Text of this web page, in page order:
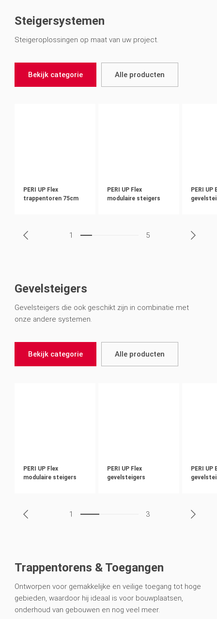
Steigersystemen
Steigeroplossingen op maat van uw project.
Bekijk categorie Alle producten
PERI UP Flex
trappentoren 75cm
PERI UP Flex
modulaire steigers
PERI UP
1 5
Gevelsteigers
Gevelsteigers die ook geschikt zijn in combinatie met
onze andere systemen.
Bekijk categorie Alle producten
PERI UP Flex
modulaire steigers
PERI UP Flex
gevelsteigers
PERI UP
1 3
Trappentorens & Toegangen
Ontworpen voor gemakkelijke en veilige toegang tot hoge
gebieden, waardoor hij ideaal is voor bouwplaatsen,
onderhoud van gebouwen en nog veel meer.